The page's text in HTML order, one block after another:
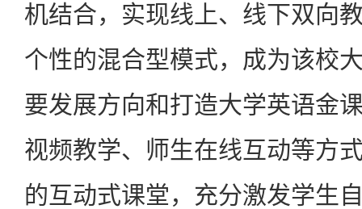
机结合，实现线上、线下双向
个性的混合型模式，成为该校
要发展方向和打造大学英语金
视频教学、师生在线互动等方
的互动式课堂，充分激发学生